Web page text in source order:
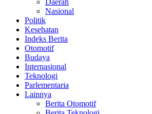
Daerah
Nasional
Politik
Kesehatan
Indeks Berita
Otomotif
Budaya
Internasional
Teknologi
Parlementaria
Lainnya
Berita Otomotif